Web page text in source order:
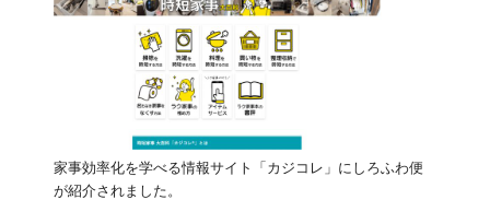
家事効率化を学べる情報サイト「カジコレ」にしろふわ便
が紹介されました。